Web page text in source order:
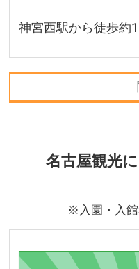
神宮西駅から徒歩約
周
名古屋観光
※入園・入館